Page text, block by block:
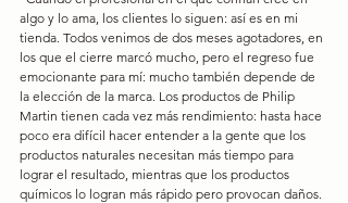
algo y lo ama, los clientes lo siguen: así es en mi
tienda. Todos venimos de dos meses agotadores, en
los que el cierre marcó mucho, pero el regreso fue
emocionante para mí: mucho también depende de
la elección de la marca. Los productos de Philip
Martin tienen cada vez más rendimiento: hasta hace
poco era difícil hacer entender a la gente que los
productos naturales necesitan más tiempo para
lograr el resultado, mientras que los productos
químicos lo logran más rápido pero provocan daños.